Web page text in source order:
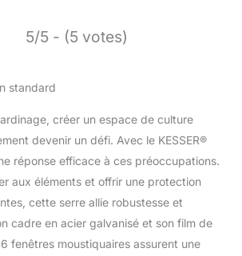
5/5 - (5 votes)
créer un espace de culture
devenir un défi. Avec le KESSER®
réponse efficace à ces préoccupations.
aux éléments et offrir une protection
cette serre allie robustesse et
cadre en acier galvanisé et son film de
fenêtres moustiquaires assurent une